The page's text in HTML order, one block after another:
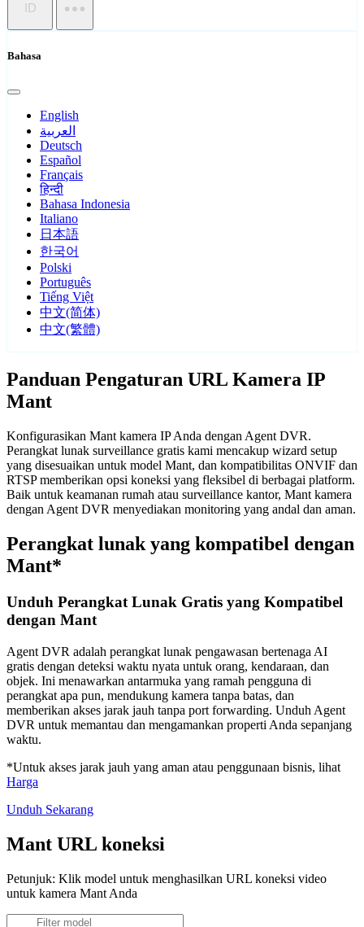
ID
Bahasa
English
العربية
Deutsch
Español
Français
हिन्दी
Bahasa Indonesia
Italiano
日本語
한국어
Polski
Português
Tiếng Việt
中文(简体)
中文(繁體)
Panduan Pengaturan URL Kamera IP
Mant
Konfigurasikan Mant kamera IP Anda dengan Agent DVR.
Perangkat lunak surveillance gratis kami mencakup wizard setup
yang disesuaikan untuk model Mant, dan kompatibilitas ONVIF dan
RTSP memberikan opsi koneksi yang fleksibel di berbagai platform.
Baik untuk keamanan rumah atau surveillance kantor, Mant kamera
dengan Agent DVR menyediakan monitoring yang andal dan aman.
Perangkat lunak yang kompatibel dengan
Mant*
Unduh Perangkat Lunak Gratis yang Kompatibel
dengan Mant
Agent DVR adalah perangkat lunak pengawasan bertenaga AI
gratis dengan deteksi waktu nyata untuk orang, kendaraan, dan
objek. Ini menawarkan antarmuka yang ramah pengguna di
perangkat apa pun, mendukung kamera tanpa batas, dan
memberikan akses jarak jauh tanpa port forwarding. Unduh Agent
DVR untuk memantau dan mengamankan properti Anda sepanjang
waktu.
*Untuk akses jarak jauh yang aman atau penggunaan bisnis, lihat
Harga
Unduh Sekarang
Mant URL koneksi
Petunjuk: Klik model untuk menghasilkan URL koneksi video
untuk kamera Mant Anda